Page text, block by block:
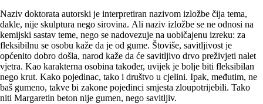
Naziv doktorata autorski je interpretiran nazivom izložbe čija tema,
dakle, nije skulptura nego sirovina. Ali naziv izložbe se ne odnosi na
kemijski sastav teme, nego se nadovezuje na uobičajenu izreku: za
fleksibilnu se osobu kaže da je od gume. Štoviše, savitljivost je
općenito dobro došla, narod kaže da će savitljivo drvo preživjeti nalet
vjetra. Kao karakterna osobina također, uvijek je bolje biti fleksibilan
nego krut. Kako pojedinac, tako i društvo u cjelini. Ipak, međutim, ne
baš gumeno, takve bi zakone pojedinci smjesta zloupotrijebili. Tako
niti Margaretin beton nije gumen, nego savitljiv.